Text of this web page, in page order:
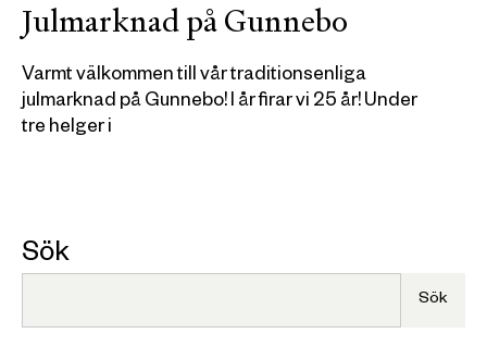
Julmarknad på Gunnebo
Varmt välkommen till vår traditionsenliga
julmarknad på Gunnebo! I år firar vi 25 år! Under
tre helger i
Sök
Sök